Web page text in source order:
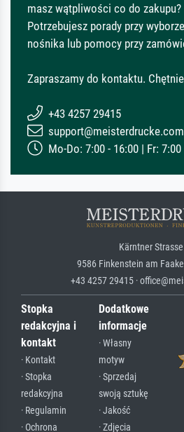
masz wątpliwości co do zakupu?
Potrzebujesz porady przy wyborze
nośnika lub pomocy przy
Zapraszamy do kontaktu.
+43 4257 29415
support@meisterdrucke.com
Mo-Do: 7:00 - 16:00 | Fr: 7:00
Kärntner
9586 Finkenstein am
+43 4257 29415 ·
Stopka
redakcyjna i
kontakt
· Kontakt
· Stopka
redakcyjna
· Regulamin
· Ochrona
Dodatkowe
informacje
· Własny
motyw
· Sprzedaj
swoją sztukę
· Jakość
· Zdjęcia